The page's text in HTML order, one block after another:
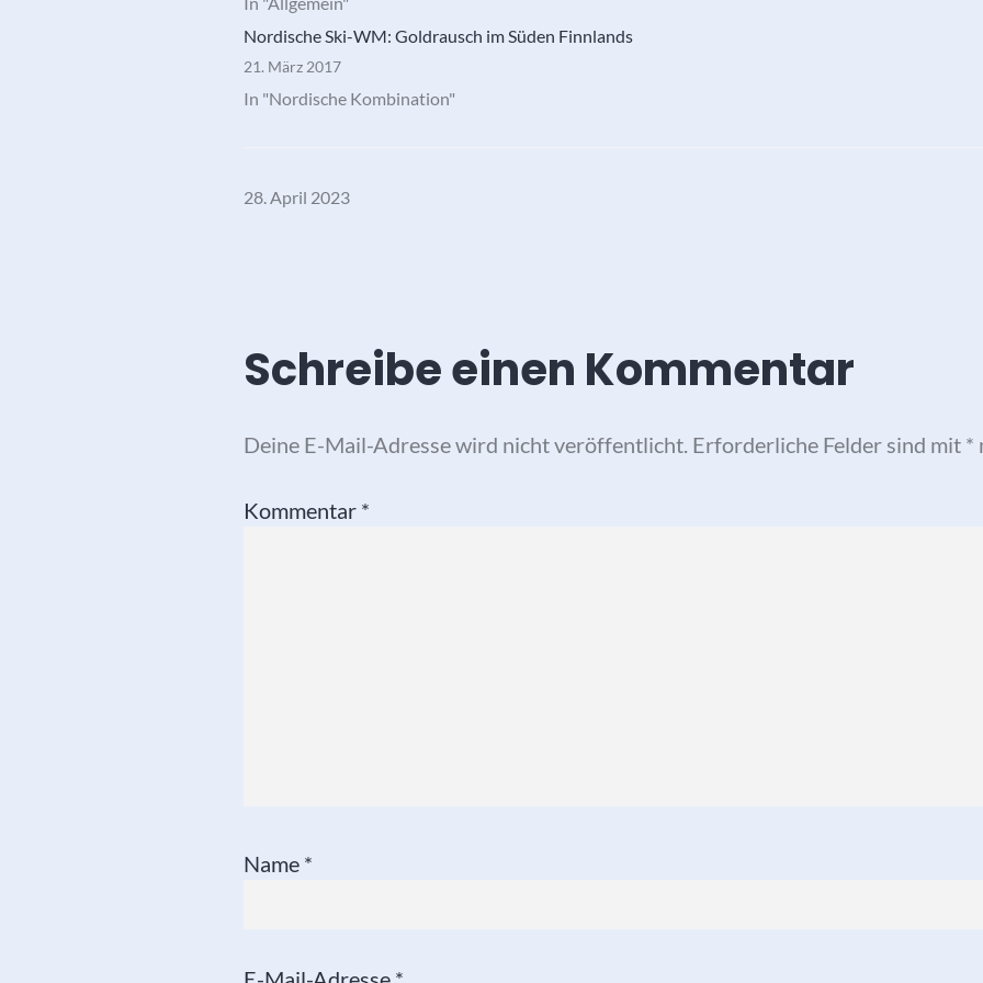
Nordische Ski-WM: Goldrausch im Süden Finnlands
21. März 2017
In "Nordische Kombination"
28. April 2023
Schreibe einen Kommentar
Deine E-Mail-Adresse wird nicht veröffentlicht. Erforderliche Felder sind mit *
Kommentar *
Name *